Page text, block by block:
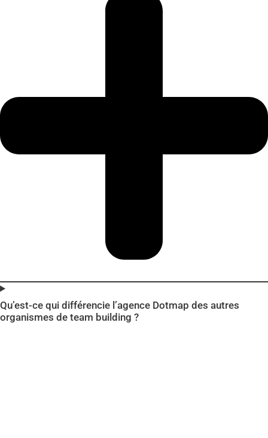
Qu’est-ce qui différencie l’agence Dotmap des autres
organismes de team building ?